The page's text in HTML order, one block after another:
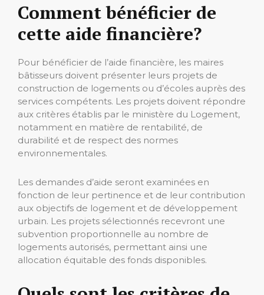
Comment bénéficier de
cette aide financière?
Pour bénéficier de l’aide financière, les maires
bâtisseurs doivent présenter leurs projets de
construction de logements ou d’écoles auprès des
services compétents. Les projets doivent répondre
aux critères établis par le ministère du Logement,
notamment en matière de rentabilité, de
durabilité et de respect des normes
environnementales.
Les demandes d’aide seront examinées en
fonction de leur pertinence et de leur contribution
aux objectifs de logement et de développement
urbain. Les projets sélectionnés recevront une
subvention proportionnelle au nombre de
logements autorisés, permettant ainsi une
allocation équitable des fonds disponibles.